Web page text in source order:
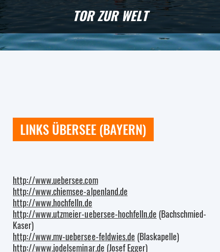
TOR ZUR WELT
LINKS ÜBERSEE (BAYERN)
http://www.uebersee.com
http://www.chiemsee-alpenland.de
http://www.hochfelln.de
http://www.utzmeier-uebersee-hochfelln.de (Bachschmied-
Kaser)
http://www.mv-uebersee-feldwies.de (Blaskapelle)
http://www.jodelseminar.de (Josef Egger)